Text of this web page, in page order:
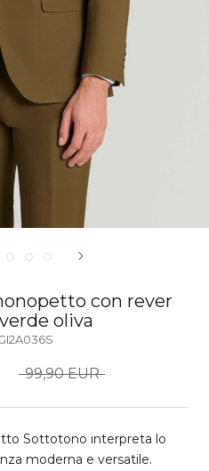
con rever
oliva
99,90 EUR
Sottotono interpreta lo
moderna e versatile.